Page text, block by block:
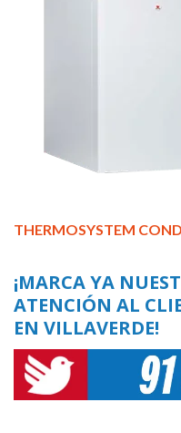
THERMOSYSTEM
¡MARCA YA
ATENCIÓN AL
EN VILLAVERDE!